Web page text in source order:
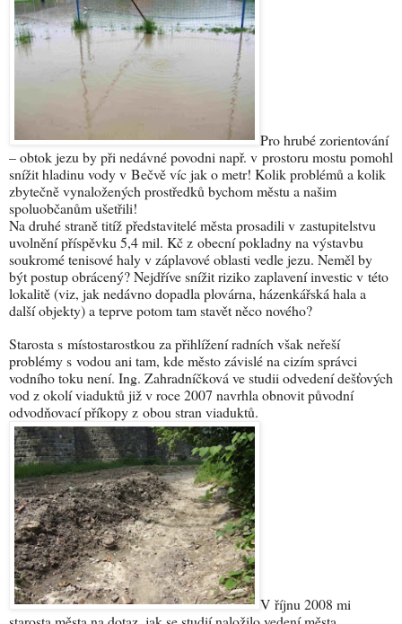
Pro hrubé zorientování
– obtok jezu by při nedávné povodni např. v prostoru mostu pomohl
snížit hladinu vody v Bečvě víc jak o metr! Kolik problémů a kolik
zbytečně vynaložených prostředků bychom městu a našim
spoluobčanům ušetřili!
Na druhé straně titíž představitelé města prosadili v zastupitelstvu
uvolnění příspěvku 5,4 mil. Kč z obecní pokladny na výstavbu
soukromé tenisové haly v záplavové oblasti vedle jezu. Neměl by
být postup obrácený? Nejdříve snížit riziko zaplavení investic v této
lokalitě (viz, jak nedávno dopadla plovárna, házenkářská hala a
další objekty) a teprve potom tam stavět něco nového?
Starosta s místostarostkou za přihlížení radních však neřeší
problémy s vodou ani tam, kde město závislé na cizím správci
vodního toku není. Ing. Zahradníčková ve studii odvedení dešťových
vod z okolí viaduktů již v roce 2007 navrhla obnovit původní
odvodňovací příkopy z obou stran viaduktů.
V říjnu 2008 mi